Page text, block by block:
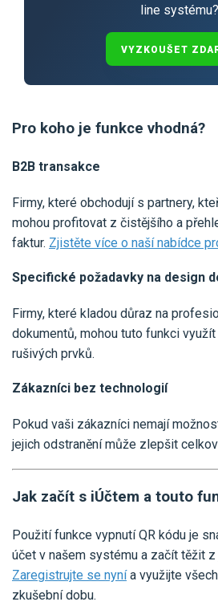
line systému?
VYZKOUŠET
Pro koho je funkce vhodná?
B2B transakce
Firmy, které obchodují s partnery,
mohou profitovat z čistějšího a
faktur. Zjistěte více o naší nabídce
Specifické požadavky na design
Firmy, které kladou důraz na
dokumentů, mohou tuto funkci
rušivých prvků.
Zákazníci bez technologií
Pokud vaši zákazníci nemají
jejich odstranění může zlepšit
Jak začít s iÚčtem a touto
Použití funkce vypnutí QR kódu je
účet v našem systému a začít těžit
Zaregistrujte se nynía využijte
zkušební dobu.